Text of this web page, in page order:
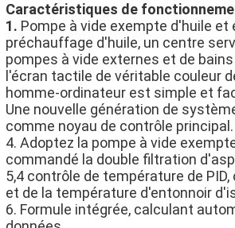
Caractéristiques de
1. Pompe à vide exempte d'huile
préchauffage d'huile, un centre
pompes à vide externes et de bains
l'écran tactile de véritable couleur
homme-ordinateur est simple et
Une nouvelle génération de
comme noyau de contrôle principal.
4. Adoptez la pompe à vide
commandé la double filtration
5,4 contrôle de température de
et de la température d'entonnoir
6. Formule intégrée, calculant